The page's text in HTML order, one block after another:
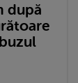
după